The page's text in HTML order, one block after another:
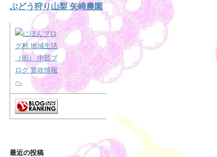
ぶどう狩り山梨 矢崎農園
最近の投稿